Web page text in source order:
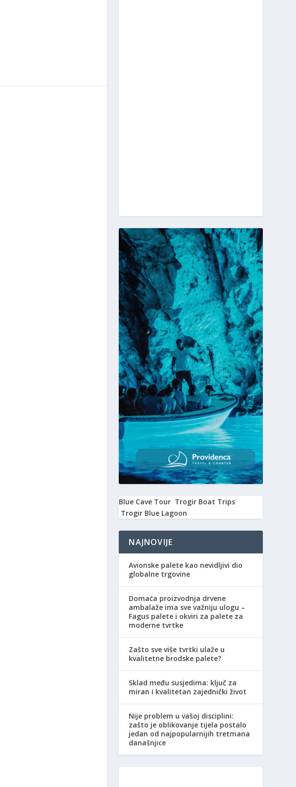
Blue Cave Tour Trogir Boat Trips
Trogir Blue Lagoon
NAJNOVIJE
Avionske palete kao nevidljivi dio
globalne trgovine
Domaća proizvodnja drvene
ambalaže ima sve važniju ulogu –
Fagus palete i okviri za palete za
moderne tvrtke
Zašto sve više tvrtki ulaže u
kvalitetne brodske palete?
Sklad među susjedima: ključ za
miran i kvalitetan zajednički život
Nije problem u vašoj disciplini:
zašto je oblikovanje tijela postalo
jedan od najpopularnijih tretmana
današnjice